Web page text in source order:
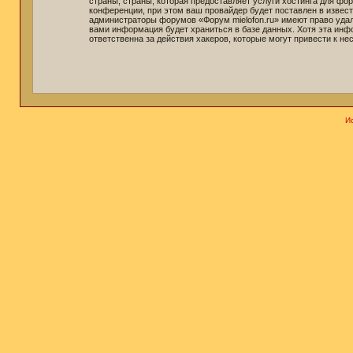
конференции, при этом ваш провайдер будет поставлен в
администраторы форумов «Форум mielofon.ru» имеют право
вами информация будет храниться в базе данных. Хотя эта
ответственна за действия хакеров, которые могут привести к